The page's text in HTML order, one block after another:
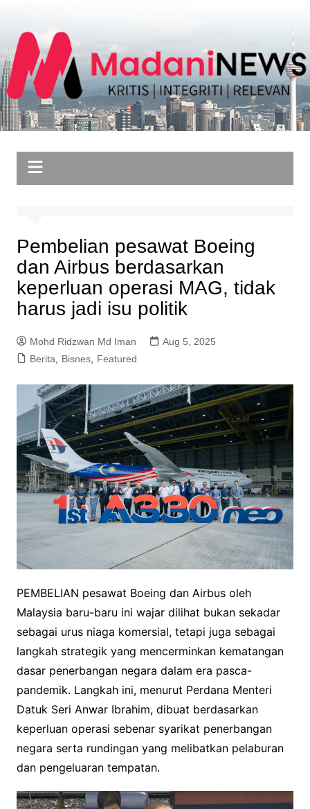
content
Pembelian pesawat Boeing
dan Airbus berdasarkan
keperluan operasi MAG, tidak
harus jadi isu politik
Mohd Ridzwan Md Iman
Aug 5, 2025
Berita, Bisnes, Featured
PEMBELIAN pesawat Boeing dan Airbus oleh
Malaysia baru-baru ini wajar dilihat bukan sekadar
sebagai urus niaga komersial, tetapi juga sebagai
langkah strategik yang mencerminkan kematangan
dasar penerbangan negara dalam era pasca-
pandemik. Langkah ini, menurut Perdana Menteri
Datuk Seri Anwar Ibrahim, dibuat berdasarkan
keperluan operasi sebenar syarikat penerbangan
negara serta rundingan yang melibatkan pelaburan
dan pengeluaran tempatan.